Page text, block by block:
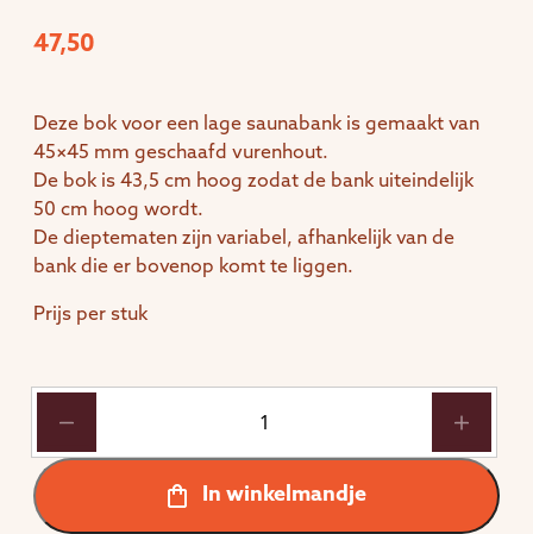
47,50
Deze bok voor een lage saunabank is gemaakt van
45×45 mm geschaafd vurenhout.
De bok is 43,5 cm hoog zodat de bank uiteindelijk
50 cm hoog wordt.
De dieptematen zijn variabel, afhankelijk van de
bank die er bovenop komt te liggen.
Prijs per stuk
voor
lage
saunabank
In winkelmandje